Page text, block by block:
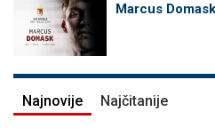
Marcus
Najnovije Najčitanije